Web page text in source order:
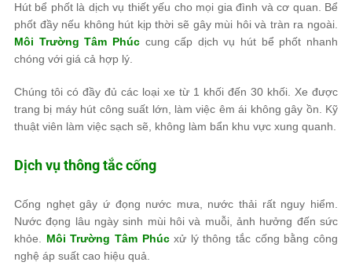
Hút bể phốt là dịch vụ thiết yếu cho mọi gia đình và cơ quan. Bể
phốt đầy nếu không hút kịp thời sẽ gây mùi hôi và tràn ra ngoài.
Môi Trường Tâm Phúccung cấp dịch vụ hút bể phốt nhanh
chóng với giá cả hợp lý.
Chúng tôi có đầy đủ các loại xe từ 1 khối đến 30 khối. Xe được
trang bị máy hút công suất lớn, làm việc êm ái không gây ồn. Kỹ
thuật viên làm việc sạch sẽ, không làm bẩn khu vực xung quanh.
Dịch vụ thông tắc cống
Cống nghẹt gây ứ đọng nước mưa, nước thải rất nguy hiểm.
Nước đọng lâu ngày sinh mùi hôi và muỗi, ảnh hưởng đến sức
khỏe. Môi Trường Tâm Phúcxử lý thông tắc cống bằng công
nghệ áp suất cao hiệu quả.